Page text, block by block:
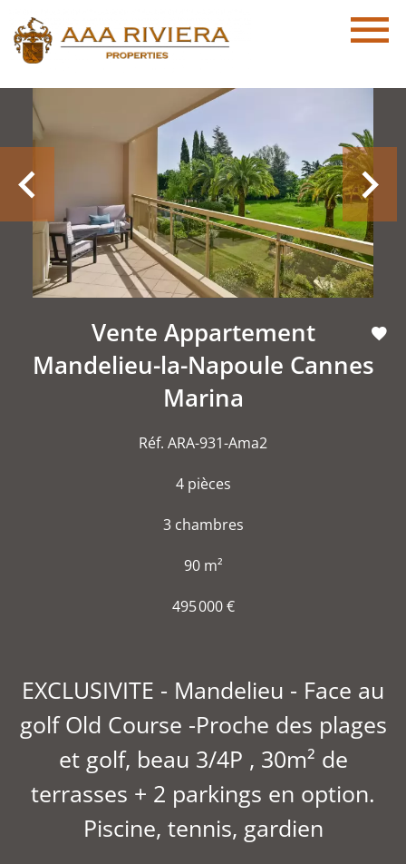
Vente Appartement
Mandelieu-la-Napoule Cannes
Marina
Réf. ARA-931-Ama2
4 pièces
3 chambres
90 m²
495 000 €
EXCLUSIVITE - Mandelieu - Face au
golf Old Course -Proche des plages
et golf, beau 3/4P , 30m² de
terrasses + 2 parkings en option.
Piscine, tennis, gardien